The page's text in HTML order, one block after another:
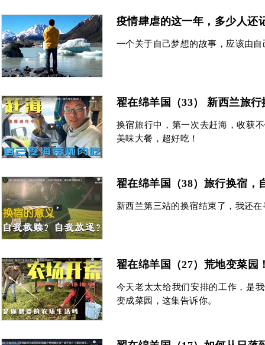
疫情肆虐的这一年，多少人还
一个关于自己梦想的故事，应该由
翟在绵羊国（33） 新西兰旅
换宿旅行中，第一次去赶海，收获
美味大餐，超好吃！
翟在绵羊国（38）旅行换宿，
新西兰第三站的换宿结束了，我还
翟在绵羊国（27）荒地变菜园
今天老太太给我们安排的工作，是
变成菜园，这集告诉你。